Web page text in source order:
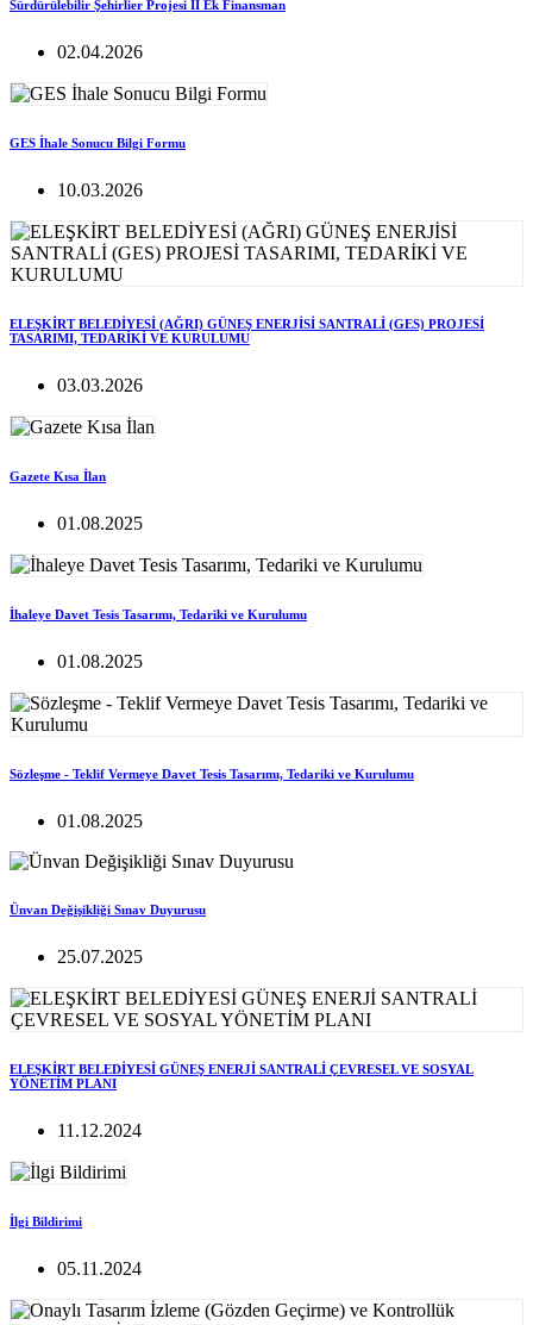
Sürdürülebilir Şehirlier Projesi II Ek Finansman
02.04.2026
GES İhale Sonucu Bilgi Formu
10.03.2026
ELEŞKİRT BELEDİYESİ (AĞRI) GÜNEŞ ENERJİSİ SANTRALİ (GES) PROJESİ
TASARIMI, TEDARİKİ VE KURULUMU
03.03.2026
Gazete Kısa İlan
01.08.2025
İhaleye Davet Tesis Tasarımı, Tedariki ve Kurulumu
01.08.2025
Sözleşme - Teklif Vermeye Davet Tesis Tasarımı, Tedariki ve Kurulumu
01.08.2025
Ünvan Değişikliği Sınav Duyurusu
25.07.2025
ELEŞKİRT BELEDİYESİ GÜNEŞ ENERJİ SANTRALİ ÇEVRESEL VE SOSYAL
YÖNETİM PLANI
11.12.2024
İlgi Bildirimi
05.11.2024